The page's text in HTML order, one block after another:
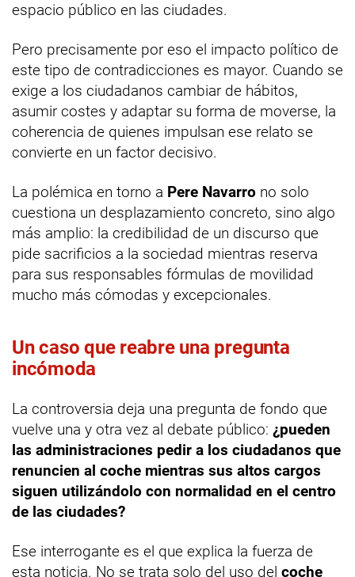
espacio público en las ciudades.
Pero precisamente por eso el impacto político de
este tipo de contradicciones es mayor. Cuando se
exige a los ciudadanos cambiar de hábitos,
asumir costes y adaptar su forma de moverse, la
coherencia de quienes impulsan ese relato se
convierte en un factor decisivo.
La polémica en torno a Pere Navarro no solo
cuestiona un desplazamiento concreto, sino algo
más amplio: la credibilidad de un discurso que
pide sacrificios a la sociedad mientras reserva
para sus responsables fórmulas de movilidad
mucho más cómodas y excepcionales.
Un caso que reabre una pregunta
incómoda
La controversia deja una pregunta de fondo que
vuelve una y otra vez al debate público: ¿pueden
las administraciones pedir a los ciudadanos que
renuncien al coche mientras sus altos cargos
siguen utilizándolo con normalidad en el centro
de las ciudades?
Ese interrogante es el que explica la fuerza de
esta noticia. No se trata solo del uso del coche